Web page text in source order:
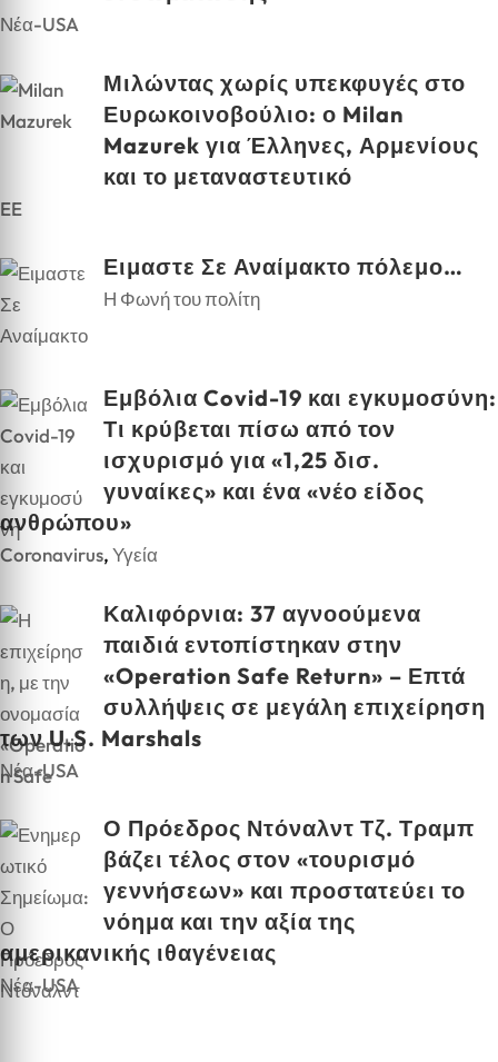
Νέα-USA
Μιλώντας χωρίς υπεκφυγές στο
Ευρωκοινοβούλιο: ο Milan
Mazurek για Έλληνες, Αρμενίους
και το μεταναστευτικό
EE
Ειμαστε Σε Αναίμακτο πόλεμο…
Η Φωνή του πολίτη
Εμβόλια Covid-19 και εγκυμοσύνη:
Τι κρύβεται πίσω από τον
ισχυρισμό για «1,25 δισ.
γυναίκες» και ένα «νέο είδος
ανθρώπου»
Coronavirus,Υγεία
Καλιφόρνια: 37 αγνοούμενα
παιδιά εντοπίστηκαν στην
«Operation Safe Return» – Επτά
συλλήψεις σε μεγάλη επιχείρηση
των U.S. Marshals
Νέα-USA
Ο Πρόεδρος Ντόναλντ Τζ. Τραμπ
βάζει τέλος στον «τουρισμό
γεννήσεων» και προστατεύει το
νόημα και την αξία της
αμερικανικής ιθαγένειας
Νέα-USA